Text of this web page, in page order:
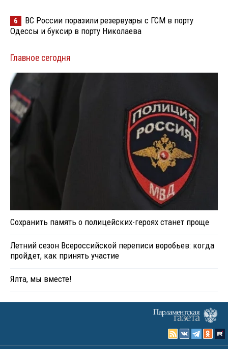
6
ВС России поразили резервуары с ГСМ в порту
Одессы и буксир в порту Николаева
Главное сегодня
Сохранить память о полицейских-героях станет проще
Летний сезон Всероссийской переписи воробьев: когда
пройдет, как принять участие
Ялта, мы вместе!